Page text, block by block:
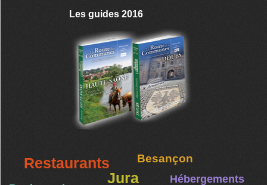
Les guides 2016
Restaurants Besançon
Jura Hébergements